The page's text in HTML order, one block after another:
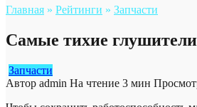
Главная » Рейтинги » Запчасти
Самые тихие
Запчасти
Автор admin На чтение 3 мин